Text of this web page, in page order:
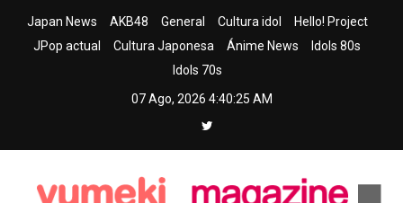
Japan News AKB48 General Cultura idol
Hello! Project
JPop actual
Cultura Japonesa Ánime News
Idols 80s
Idols 70s
07 Ago, 2026 4:40:26 AM